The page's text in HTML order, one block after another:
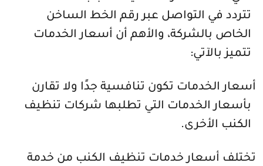
تتردد في التواصل عبر رقم الخط الساخن
الخاص بالشركة، والأهم أن أسعار الخدمات
تتميز بالآتي:
أسعار الخدمات تكون تنافسية جدًا ولا تقارن
بأسعار الخدمات التي تطلبها شركات تنظيف
الكنب الأخرى.
تختلف أسعار خدمات تنظيف الكنب من خدمة